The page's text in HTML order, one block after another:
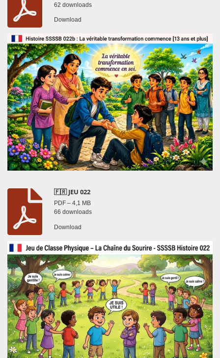
62 downloads
Download
🇫🇷 JEU 022
PDF – 4,1 MB
66 downloads
Download